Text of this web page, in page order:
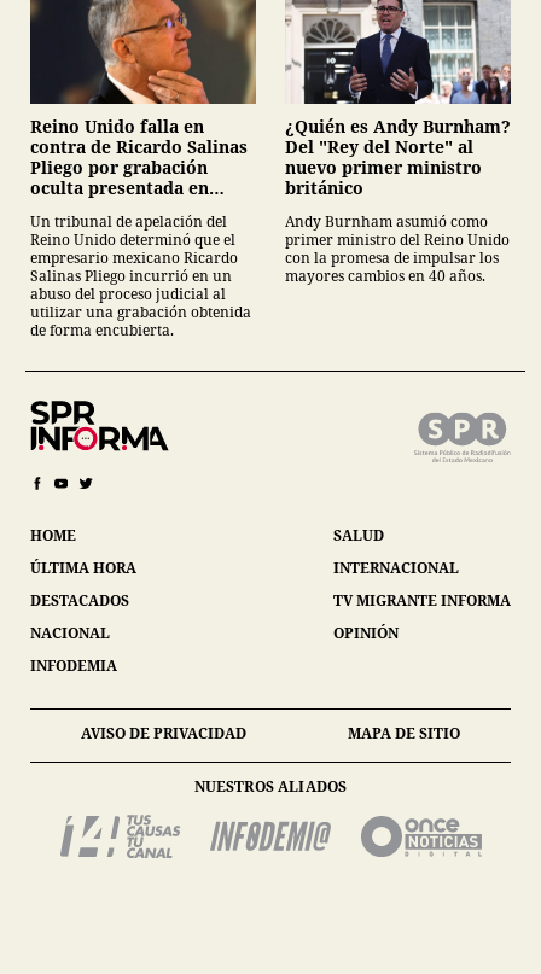
Reino Unido falla en
contra de Ricardo Salinas
Pliego por grabación
oculta presentada en
Un tribunal de apelación del
Reino Unido determinó que el
empresario mexicano Ricardo
Salinas Pliego incurrió en un
abuso del proceso judicial al
utilizar una grabación obtenida
de forma encubierta.
¿Quién es Andy Burnham?
Del "Rey del Norte" al
nuevo primer ministro
británico
Andy Burnham asumió como
primer ministro del Reino Unido
con la promesa de impulsar los
mayores cambios en 40 años.
HOME
ÚLTIMA HORA
DESTACADOS
NACIONAL
INFODEMIA
SALUD
INTERNACIONAL
TV MIGRANTE INFORMA
OPINIÓN
AVISO DE PRIVACIDAD MAPA DE SITIO
NUESTROS ALIADOS